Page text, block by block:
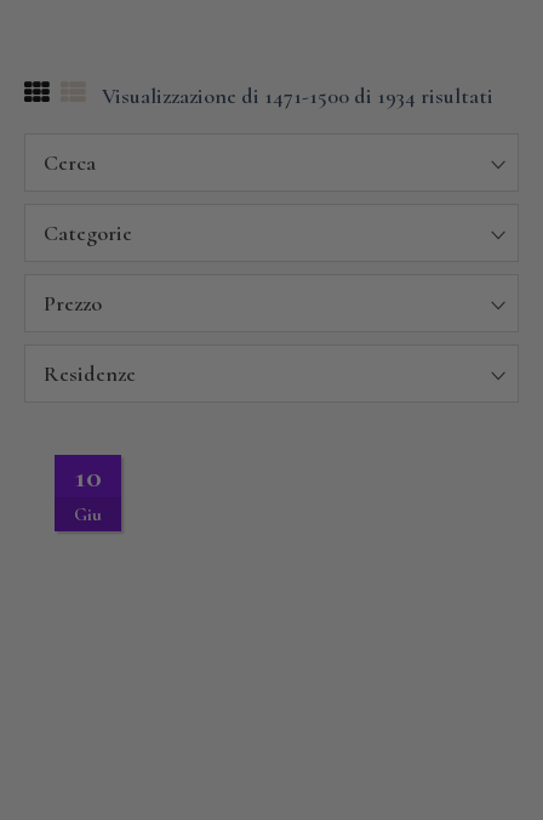
Visualizzazione di 1471-1500 di 1934 risultati
Cerca
Categorie
Prezzo
Residenze
10
Giu